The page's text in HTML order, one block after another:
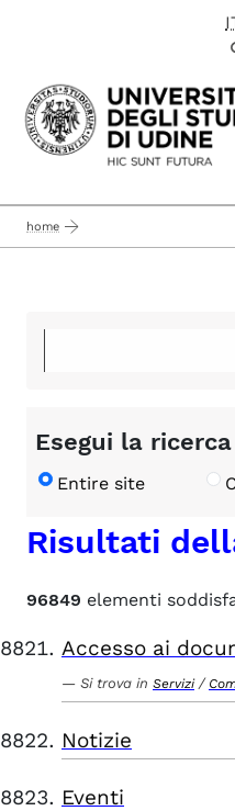
Passa al
home
Esegui la
Entire site
Risultati
96849 elementi
Accesso ai
Si trova in Servizi /
Notizie
Eventi